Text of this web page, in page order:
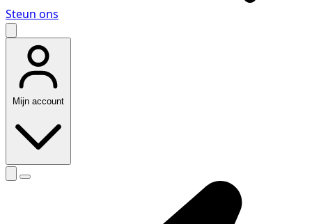
Steun ons
Mijn account